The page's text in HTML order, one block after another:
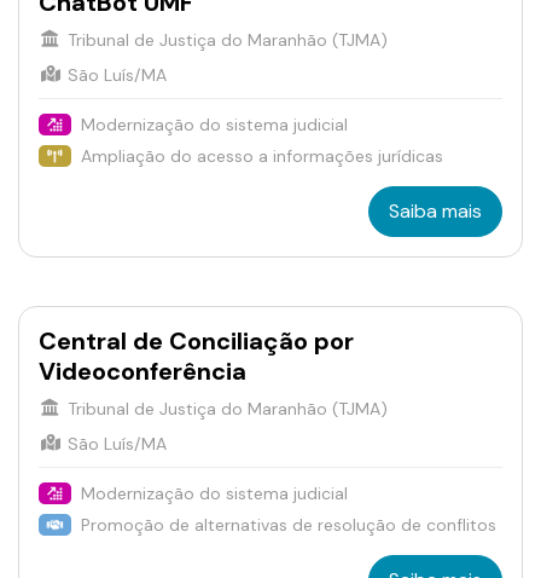
Tribunal de Justiça do Maranhão (TJMA)
São Luís/MA
Modernização do sistema judicial
Ampliação do acesso a informações jurídicas
Saiba mais
Central de Conciliação por
Videoconferência
Tribunal de Justiça do Maranhão (TJMA)
São Luís/MA
Modernização do sistema judicial
Promoção de alternativas de resolução de conflitos